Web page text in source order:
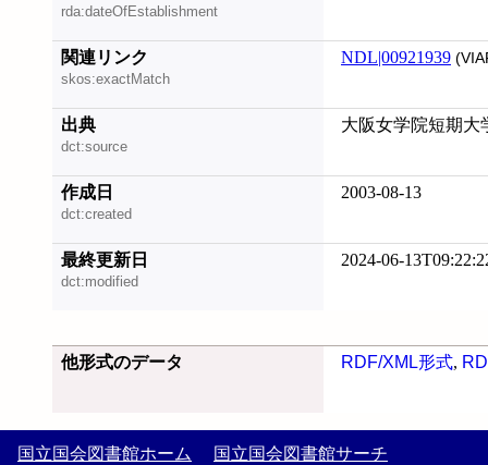
rda:dateOfEstablishment
関連リンク
skos:exactMatch
NDL|00921939
出典
dct:source
大阪女学院短期大
作成日
dct:created
2003-08-13
最終更新日
dct:modified
2024-06-
他形式のデータ RDF/XML形式,
国立国会図書館ホーム 国立国会図書館サーチ